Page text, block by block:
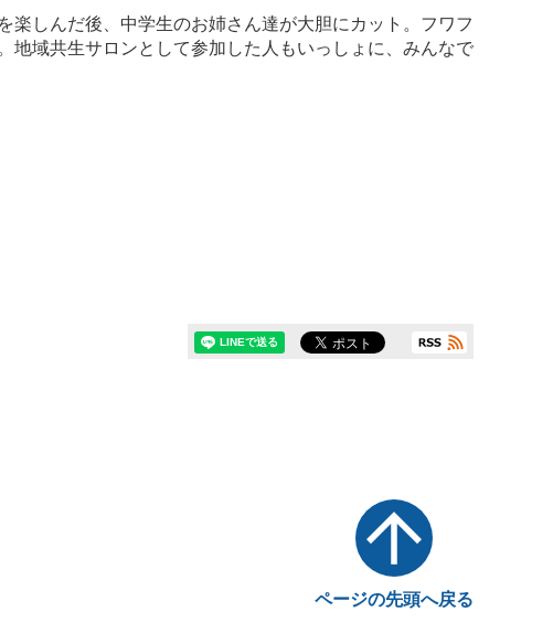
しんだ後、中学生のお姉さん達が大胆にカット。フワフ
地域共生サロンとして参加した人もいっしょに、みんなで
ページの先頭へ戻る